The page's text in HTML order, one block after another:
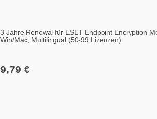
3 Jahre Renewal für ESET Endpoint Encryption
Win/Mac, Multilingual (50-99 Lizenzen)
9,79 €